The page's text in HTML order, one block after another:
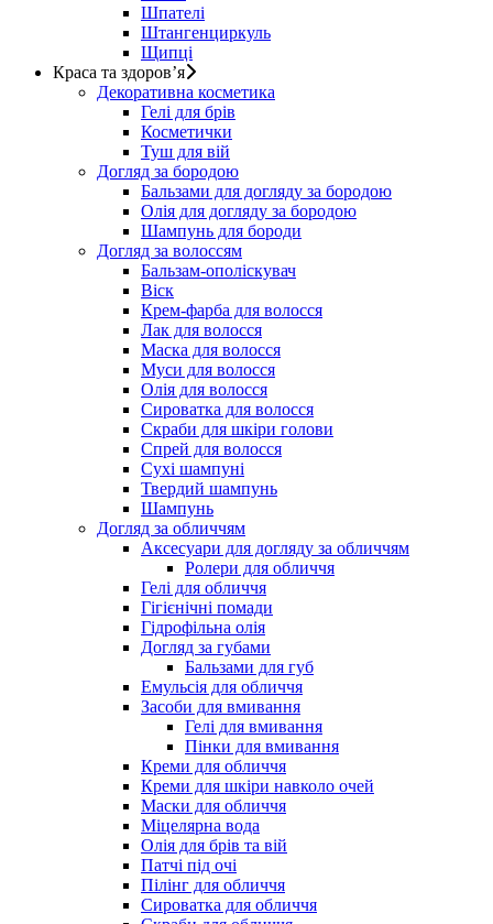
Шпателі
Штангенциркуль
Щипці
Краса та здоров’я
Декоративна косметика
Гелі для брів
Косметички
Туш для вій
Догляд за бородою
Бальзами для догляду за бородою
Олія для догляду за бородою
Шампунь для бороди
Догляд за волоссям
Бальзам-ополіскувач
Віск
Крем-фарба для волосся
Лак для волосся
Маска для волосся
Муси для волосся
Олія для волосся
Сироватка для волосся
Скраби для шкіри голови
Спрей для волосся
Сухі шампуні
Твердий шампунь
Шампунь
Догляд за обличчям
Аксесуари для догляду за обличчям
Ролери для обличчя
Гелі для обличчя
Гігієнічні помади
Гідрофільна олія
Догляд за губами
Бальзами для губ
Емульсія для обличчя
Засоби для вмивання
Гелі для вмивання
Пінки для вмивання
Креми для обличчя
Креми для шкіри навколо очей
Маски для обличчя
Міцелярна вода
Олія для брів та вій
Патчі під очі
Пілінг для обличчя
Сироватка для обличчя